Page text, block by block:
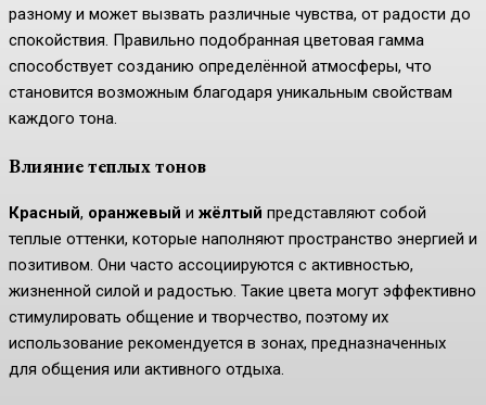
разному и может вызвать различные чувства, от радости до
спокойствия. Правильно подобранная цветовая гамма
способствует созданию определённой атмосферы, что
становится возможным благодаря уникальным свойствам
каждого тона.
Влияние теплых тонов
Красный, оранжевый и жёлтый представляют собой
теплые оттенки, которые наполняют пространство энергией и
позитивом. Они часто ассоциируются с активностью,
жизненной силой и радостью. Такие цвета могут эффективно
стимулировать общение и творчество, поэтому их
использование рекомендуется в зонах, предназначенных
для общения или активного отдыха.